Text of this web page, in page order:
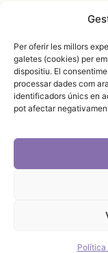
Per oferir les millors
galetes (cookies) per
dispositiu. El
processar dades com
identificadors únics en
pot afectar
Política
Política de privadesa